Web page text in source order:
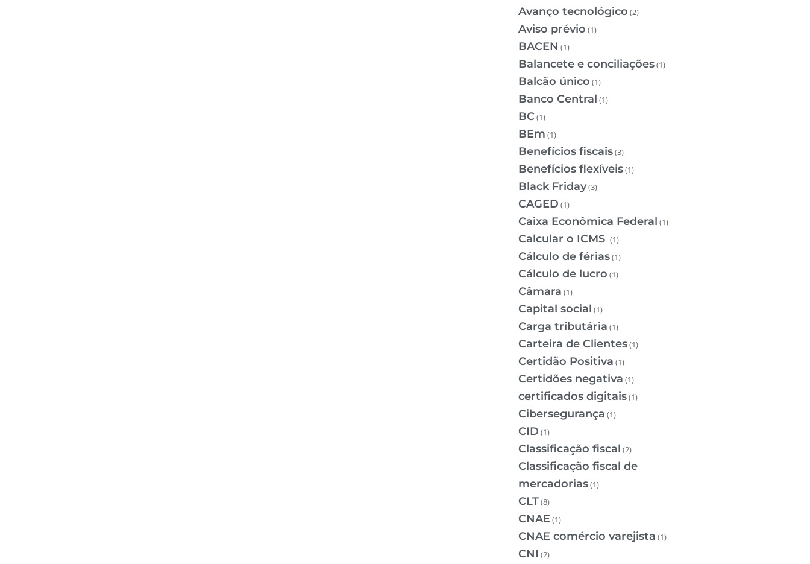
Avanço tecnológico (2)
Aviso prévio (1)
BACEN (1)
Balancete e conciliações(1)
Balcão único (1)
Banco Central (1)
BC(1)
BEm (1)
Benefícios fiscais(3)
Benefícios flexíveis(1)
Black Friday(3)
CAGED (1)
Caixa Econômica Federal (1)
Calcular o ICMS (1)
Cálculo de férias(1)
Cálculo de lucro (1)
Câmara (1)
Capital social (1)
Carga tributária (1)
Carteira de Clientes(1)
Certidão Positiva (1)
Certidões negativa (1)
certificados digitais(1)
Cibersegurança (1)
CID (1)
Classificação fiscal (2)
Classificação fiscal de
mercadorias(1)
CLT(8)
CNAE(1)
CNAE comércio varejista (1)
CNI (2)